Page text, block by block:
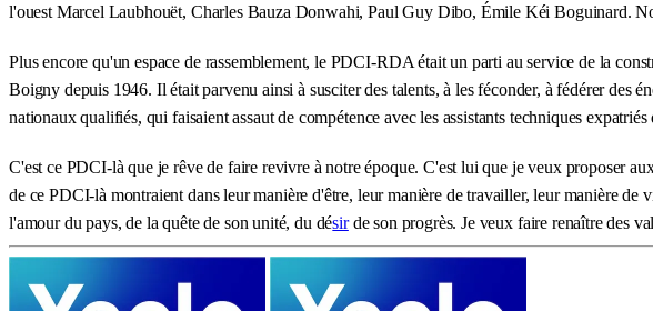
l'ouest Marcel Laubhouët, Charles Bauza Donwahi, Paul Guy Dibo, Émile Kéi Boguinard.
Plus encore qu'un espace de rassemblement, le PDCI-RDA était un parti au service de la
Boigny depuis 1946. Il était parvenu ainsi à susciter des talents, à les féconder, à fédérer des
nationaux qualifiés, qui faisaient assaut de compétence avec les assistants techniques
C'est ce PDCI-là que je rêve de faire revivre à notre époque. C'est lui que je veux proposer
de ce PDCI-là montraient dans leur manière d'être, leur manière de travailler, leur manière
l'amour du pays, de la quête de son unité, du désirde son progrès. Je veux faire renaître des